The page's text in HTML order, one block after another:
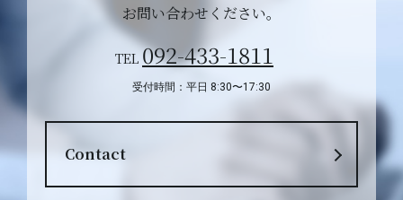
お問い合わせください。
TEL 092-433-1811
受付時間：平日 8:30〜17:30
Contact